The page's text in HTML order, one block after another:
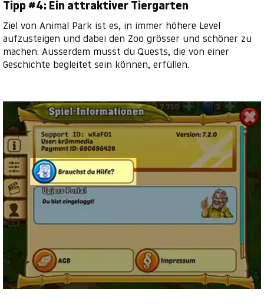
Tipp #4: Ein attraktiver Tiergarten
Ziel von Animal Park ist es, in immer höhere Level
aufzusteigen und dabei den Zoo grösser und schöner zu
machen. Ausserdem musst du Quests, die von einer
Geschichte begleitet sein können, erfüllen.